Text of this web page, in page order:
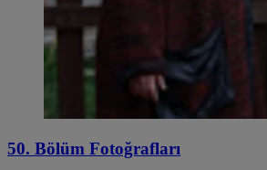
50. Bölüm Fotoğrafları